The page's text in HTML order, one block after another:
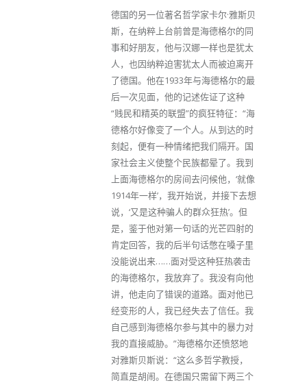
德国的另一位著名哲学家卡尔·雅斯贝
斯，在纳粹上台前曾是海德格尔的同
事和好朋友，他与汉娜一样也是犹太
人，也因纳粹迫害犹太人而被迫离开
了德国。他在1933年与海德格尔的最
后一次见面，他的记述佐证了这种
“贱民和精英的联盟”的疯狂特征：“海
德格尔好像变了一个人。从到达的时
刻起，便有一种情绪把我们隔开。国
家社会主义使整个民族都晕了。我到
上面海德格尔的房间去问候他，‘就像
1914年一样’，我开始说，并接下去想
说，‘又是这种骗人的群众狂热’。但
是，鉴于他对第一句话的光芒四射的
肯定回答，我的后半句话憋在嗓子里
没能说出来……面对受这种狂热袭击
的海德格尔，我放弃了。我没有向他
讲，他走向了错误的道路。面对他已
经变形的人，我已经失去了信任。我
自己感到海德格尔参与其中的暴力对
我的直接威胁。”海德格尔还愤怒地
对雅斯贝斯说：“这么多哲学教授，
简直是胡闹。在德国只需留下两三个